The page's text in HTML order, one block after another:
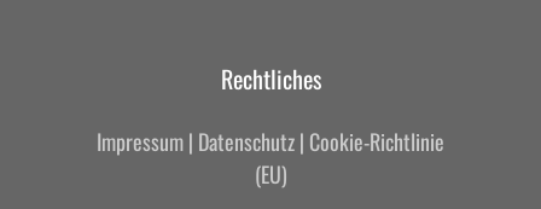
Rechtliches
Impressum| Datenschutz| Cookie-Richtlinie
(EU)